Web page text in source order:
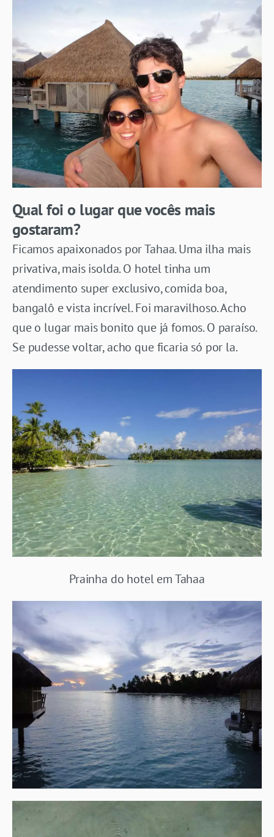
Qual foi o lugar que vocês mais
gostaram?
Ficamos apaixonados por Tahaa. Uma ilha mais
privativa, mais isolda. O hotel tinha um
atendimento super exclusivo, comida boa,
bangalô e vista incrível. Foi maravilhoso. Acho
que o lugar mais bonito que já fomos. O paraíso.
Se pudesse voltar, acho que ficaria só por la.
Prainha do hotel em Tahaa